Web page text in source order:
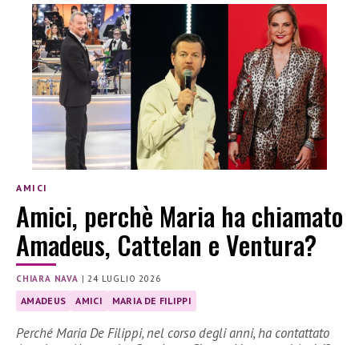
AMICI
Amici, perchè Maria ha chiamato
Amadeus, Cattelan e Ventura?
CHIARA NAVA |24 LUGLIO 2026
AMADEUS AMICI MARIA DE FILIPPI
Perché Maria De Filippi, nel corso degli anni, ha contattato